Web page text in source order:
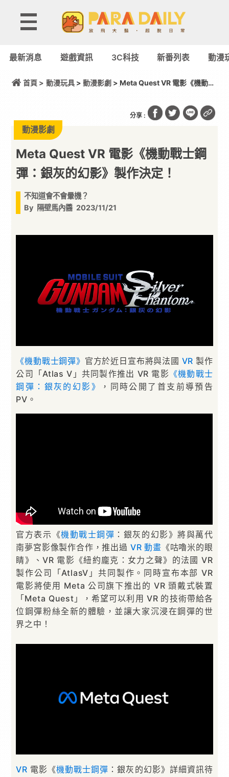
最新消息 遊戲資訊 3C科技 新番列表 動漫
首頁 > 動漫玩具> 動漫影劇 > Meta Quest VR 電影《機動戰
分享 :
動漫影劇
Meta Quest VR 電影《機動戰士鋼
彈：銀灰的幻影》製作決定！
不知道會不會暈機？
By 隔壁馬內醬 2023/11/21
《機動戰士鋼彈》 官方於近日宣布將與法國 VR 製作
公司「Atlas V」共同製作推出 VR 電影 《機動戰士
鋼彈：銀灰的幻影》
，同時公開了首支前導預告
PV。
官方表示《機動戰士鋼彈 ：銀灰的幻影》將與萬代
南夢宮影像製作合作，推出過 VR 動畫 《咕嚕米的眼
睛》、VR 電影《紐約龐克：女力之聲》的法國 VR
製作公司「AtlasV」共同製作。同時宣布本部 VR
電影將使用 Meta 公司旗下推出的 VR 頭戴式裝置
「Meta Quest」，希望可以利用 VR 的技術帶給各
位鋼彈粉絲全新的體驗，並讓大家沉浸在鋼彈的世
界之中！
VR 電影《機動戰士鋼彈 ：銀灰的幻影》詳細資訊待